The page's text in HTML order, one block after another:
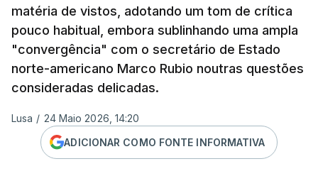
matéria de vistos, adotando um tom de crítica
pouco habitual, embora sublinhando uma ampla
"convergência" com o secretário de Estado
norte-americano Marco Rubio noutras questões
consideradas delicadas.
Lusa / 24 Maio 2026, 14:20
ADICIONAR COMO FONTE INFORMATIVA